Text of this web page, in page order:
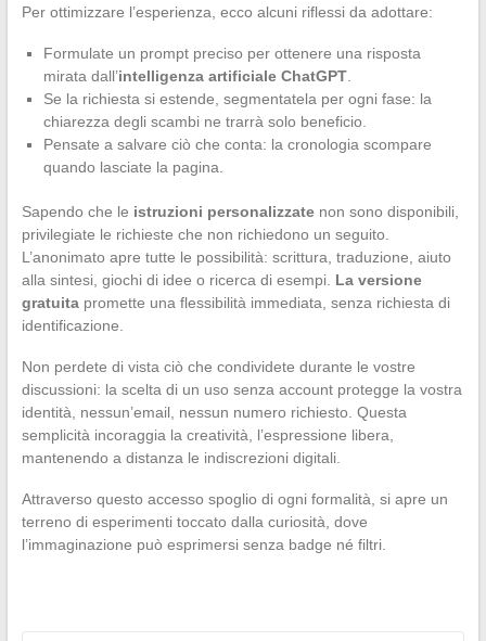
Per ottimizzare l’esperienza, ecco alcuni riflessi da adottare:
Formulate un prompt preciso per ottenere una risposta
mirata dall’intelligenza artificiale ChatGPT.
Se la richiesta si estende, segmentatela per ogni fase: la
chiarezza degli scambi ne trarrà solo beneficio.
Pensate a salvare ciò che conta: la cronologia scompare
quando lasciate la pagina.
Sapendo che le istruzioni personalizzatenon sono disponibili,
privilegiate le richieste che non richiedono un seguito.
L’anonimato apre tutte le possibilità: scrittura, traduzione, aiuto
alla sintesi, giochi di idee o ricerca di esempi. La versione
gratuitapromette una flessibilità immediata, senza richiesta di
identificazione.
Non perdete di vista ciò che condividete durante le vostre
discussioni: la scelta di un uso senza account protegge la vostra
identità, nessun’email, nessun numero richiesto. Questa
semplicità incoraggia la creatività, l’espressione libera,
mantenendo a distanza le indiscrezioni digitali.
Attraverso questo accesso spoglio di ogni formalità, si apre un
terreno di esperimenti toccato dalla curiosità, dove
l’immaginazione può esprimersi senza badge né filtri.